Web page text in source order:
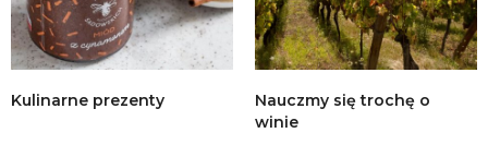
Kulinarne prezenty
Nauczmy się trochę o
winie